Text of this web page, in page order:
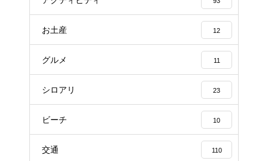
お土産 12
グルメ 11
シロアリ 23
ビーチ 10
交通 110